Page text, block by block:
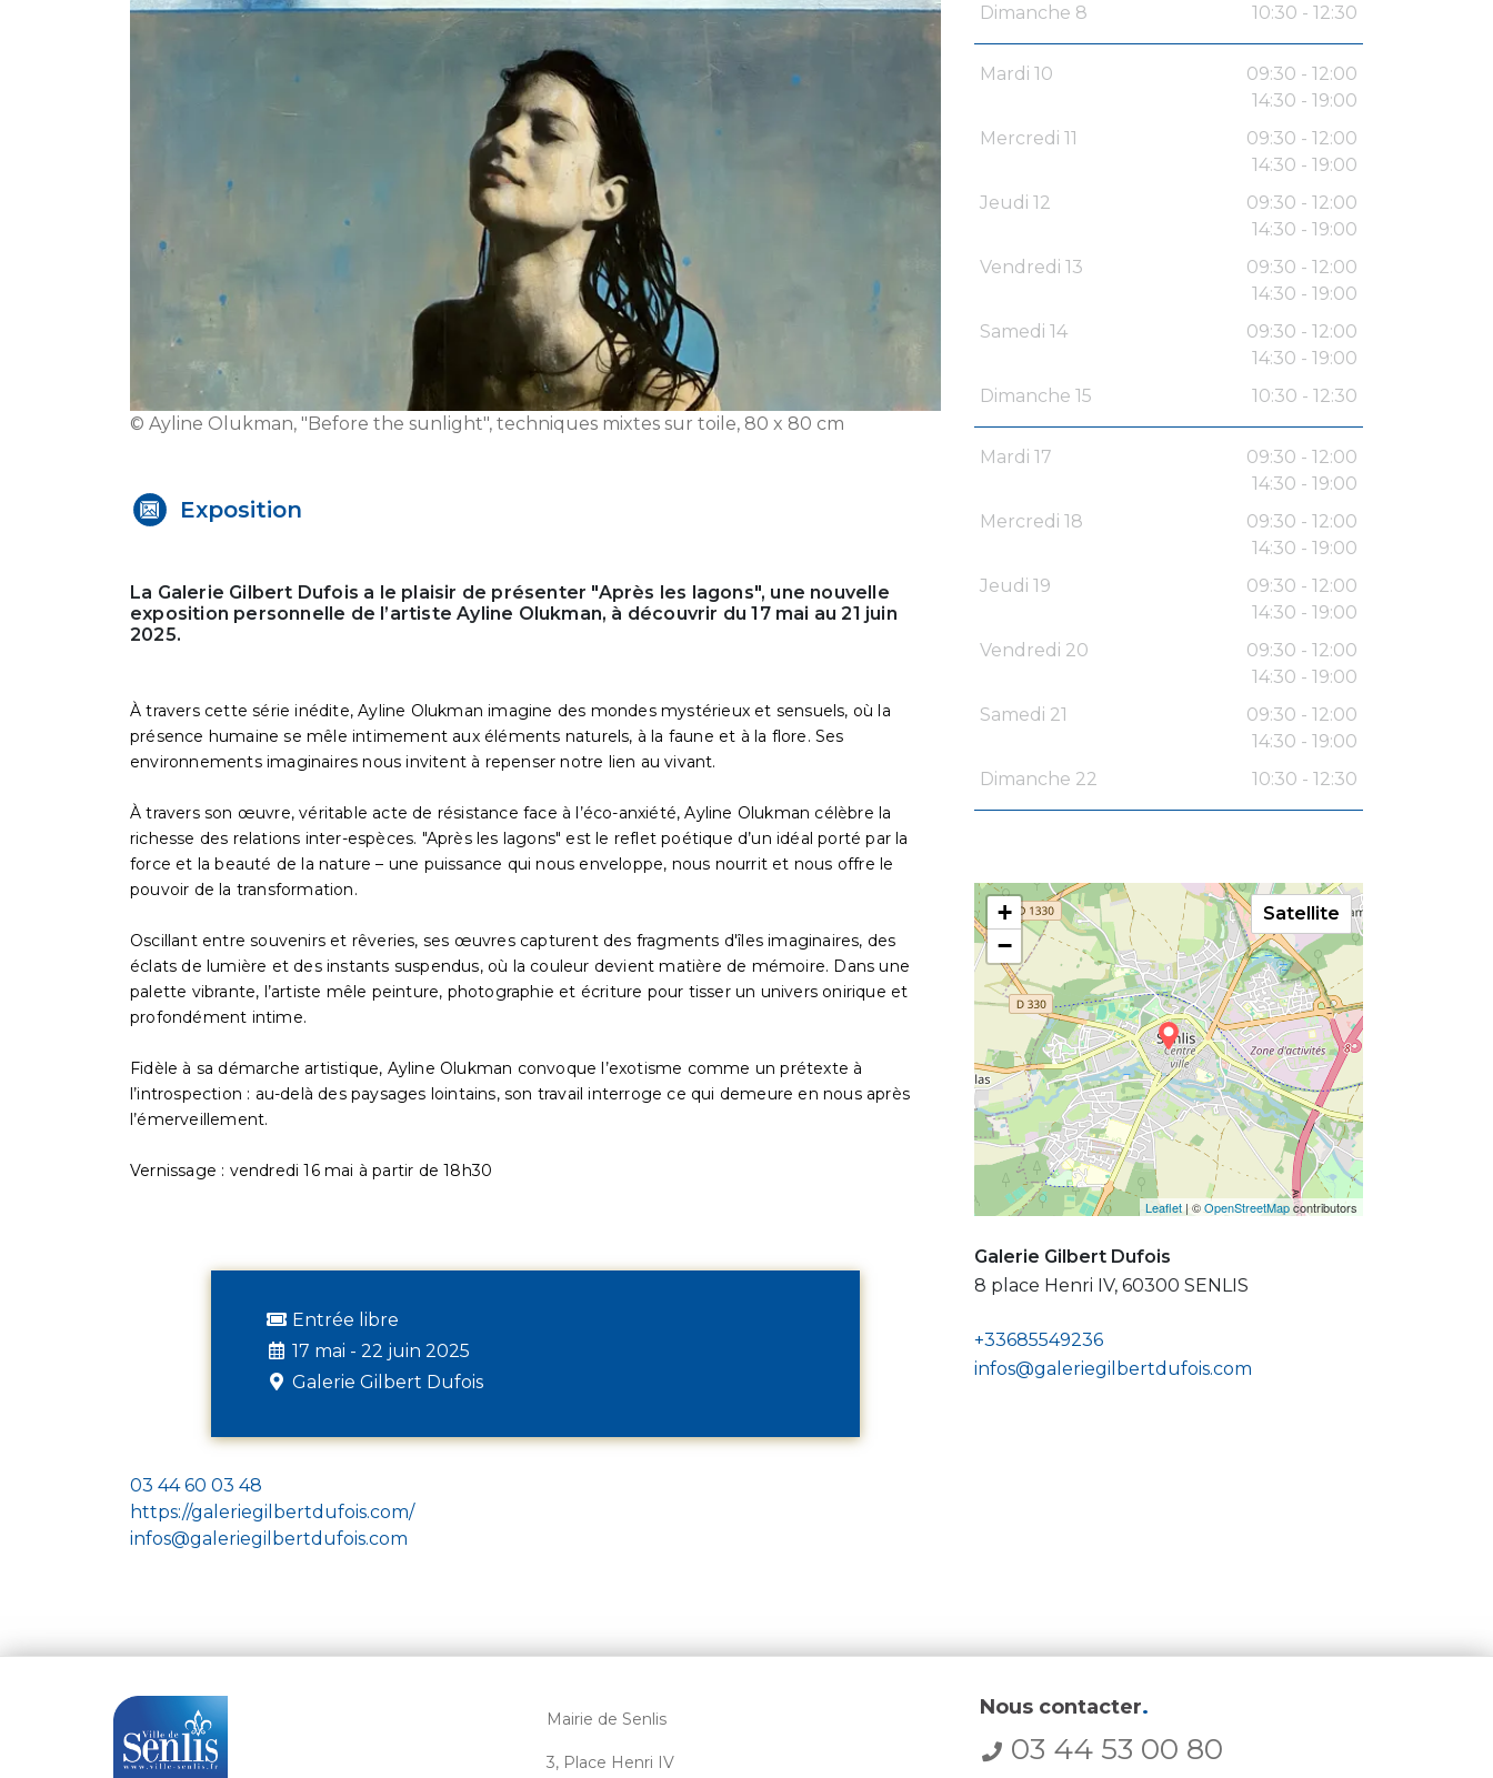
Dimanche 8
10:30 - 12:30
Mardi 10
09:30 - 12:00
14:30 - 19:00
Mercredi 11
09:30 - 12:00
14:30 - 19:00
Jeudi 12
09:30 - 12:00
14:30 - 19:00
Vendredi 13
09:30 - 12:00
14:30 - 19:00
Samedi 14
09:30 - 12:00
14:30 - 19:00
Dimanche 15
10:30 - 12:30
Mardi 17
09:30 - 12:00
14:30 - 19:00
Mercredi 18
09:30 - 12:00
14:30 - 19:00
Jeudi 19
09:30 - 12:00
14:30 - 19:00
Vendredi 20
09:30 - 12:00
14:30 - 19:00
Samedi 21
09:30 - 12:00
14:30 - 19:00
Dimanche 22
10:30 - 12:30
+
−
Leaflet | ©OpenStreetMapcontributors
Satellite
Galerie Gilbert Dufois
8 place Henri IV, 60300 SENLIS
+33685549236
infos@galeriegilbertdufois.com
© Ayline Olukman, "Before the sunlight", techniques mixtes sur toile, 80 x 80 cm
Exposition
La Galerie Gilbert Dufois a le plaisir de présenter "Après les lagons", une nouvelle
exposition personnelle de l’artiste Ayline Olukman, à découvrir du 17 mai au 21 juin
2025.
À travers cette série inédite, Ayline Olukman imagine des mondes mystérieux et sensuels, où la
présence humaine se mêle intimement aux éléments naturels, à la faune et à la flore. Ses
environnements imaginaires nous invitent à repenser notre lien au vivant.
À travers son œuvre, véritable acte de résistance face à l’éco-anxiété, Ayline Olukman célèbre la
richesse des relations inter-espèces. "Après les lagons" est le reflet poétique d’un idéal porté par la
force et la beauté de la nature – une puissance qui nous enveloppe, nous nourrit et nous offre le
pouvoir de la transformation.
Oscillant entre souvenirs et rêveries, ses œuvres capturent des fragments d'îles imaginaires, des
éclats de lumière et des instants suspendus, où la couleur devient matière de mémoire. Dans une
palette vibrante, l’artiste mêle peinture, photographie et écriture pour tisser un univers onirique et
profondément intime.
Fidèle à sa démarche artistique, Ayline Olukman convoque l’exotisme comme un prétexte à
l’introspection : au-delà des paysages lointains, son travail interroge ce qui demeure en nous après
l’émerveillement.
Vernissage : vendredi 16 mai à partir de 18h30
Entrée libre
17 mai - 22 juin 2025
Galerie Gilbert Dufois
03 44 60 03 48
https://galeriegilbertdufois.com/
infos@galeriegilbertdufois.com
Mairie de Senlis
3, Place Henri IV
Nous contacter.
03 44 53 00 80